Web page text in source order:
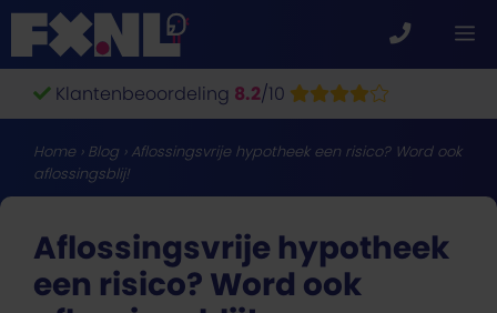
Ga
naar
de
inhoudKlantenbeoordeling 8.2/10
Home› Blog › Aflossingsvrije hypotheek een risico? Word ook
aflossingsblij!
Aflossingsvrije hypotheek
een risico? Word ook